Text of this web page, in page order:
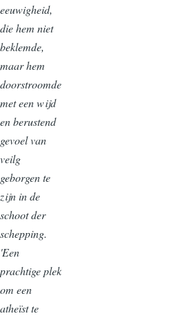
eeuwigheid,
die hem niet
beklemde,
maar hem
doorstroomde
met een wijd
en berustend
gevoel van
veilg
geborgen te
zijn in de
schoot der
schepping.
'Een
prachtige plek
om een
atheïst te